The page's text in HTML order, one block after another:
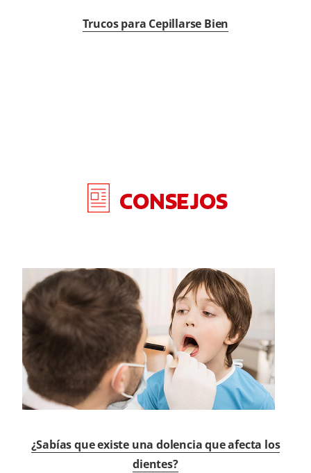
Trucos para Cepillarse Bien
CONSEJOS
¿Sabías que existe una dolencia que afecta los
dientes?